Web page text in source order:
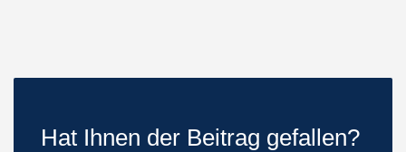
Hat Ihnen der Beitrag gefallen?